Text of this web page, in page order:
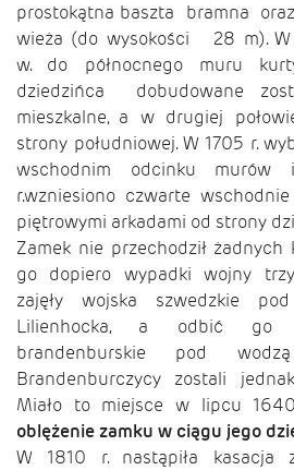
prostokątna baszta bramna
wieża (do wysokości 28 m).
w. do północnego muru
dziedzińca dobudowane
mieszkalne, a w drugiej
strony południowej. W 1705 r.
wschodnim odcinku
r.wzniesiono czwarte
piętrowymi arkadami od strony
Zamek nie przechodził żadnych
go dopiero wypadki wojny
zajęły wojska szwedzkie
Lilienhocka, a odbić go
brandenburskie pod
Brandenburczycy zostali
Miało to miejsce w lipcu
oblężenie zamku w ciągu jego
W 1810 r. nastąpiła kasacja